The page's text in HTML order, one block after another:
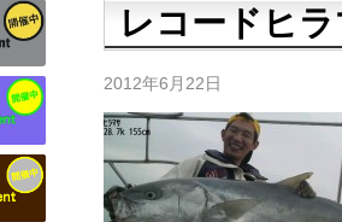
レコードヒ
2012年6月22日